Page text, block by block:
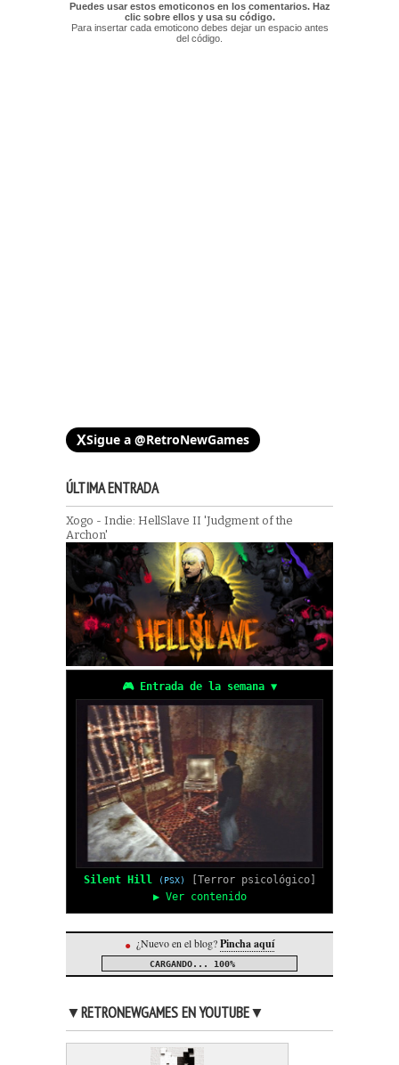
Puedes usar estos emoticonos en los comentarios. Haz
clic sobre ellos y usa su código.
Para insertar cada emoticono debes dejar un espacio antes
del código.
XSigue a @RetroNewGames
ÚLTIMA ENTRADA
Xogo - Indie: HellSlave II 'Judgment of the
Archon'
🎮 Entrada de la semana ▼
Silent Hill (PSX)
[Terror psicológico]
▶ Ver contenido
● ¿Nuevo en el blog?Pincha aquí
CARGANDO... 100%
▼RETRONEWGAMES EN YOUTUBE▼